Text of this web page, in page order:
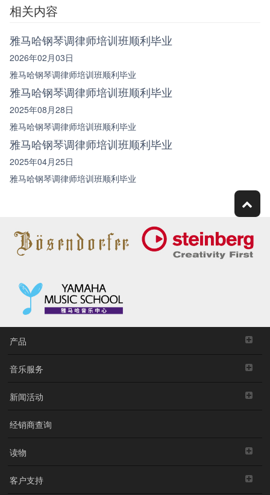
相关内容
雅马哈钢琴调律师培训班顺利毕业
2026年02月03日
雅马哈钢琴调律师培训班顺利毕业
雅马哈钢琴调律师培训班顺利毕业
2025年08月28日
雅马哈钢琴调律师培训班顺利毕业
雅马哈钢琴调律师培训班顺利毕业
2025年04月25日
雅马哈钢琴调律师培训班顺利毕业
产品
音乐服务
新闻活动
经销商查询
读物
客户支持